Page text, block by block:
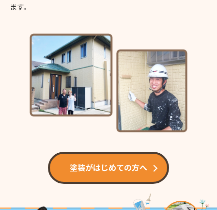
ます。
塗装がはじめての方へ